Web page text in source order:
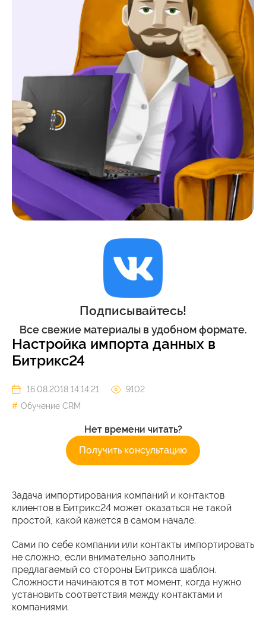
Подписывайтесь!
Все свежие материалы в удобном формате.
Настройка импорта данных в
Битрикс24
16.08.2018 14:14:21
9102
Обучение CRM
Нет времени читать?
Получить консультацию
Задача импортирования компаний и контактов
клиентов в Битрикс24 может оказаться не такой
простой, какой кажется в самом начале.
Сами по себе компании или контакты импортировать
не сложно, если внимательно заполнить
предлагаемый со стороны Битрикса шаблон.
Сложности начинаются в тот момент, когда нужно
установить соответствия между контактами и
компаниями.